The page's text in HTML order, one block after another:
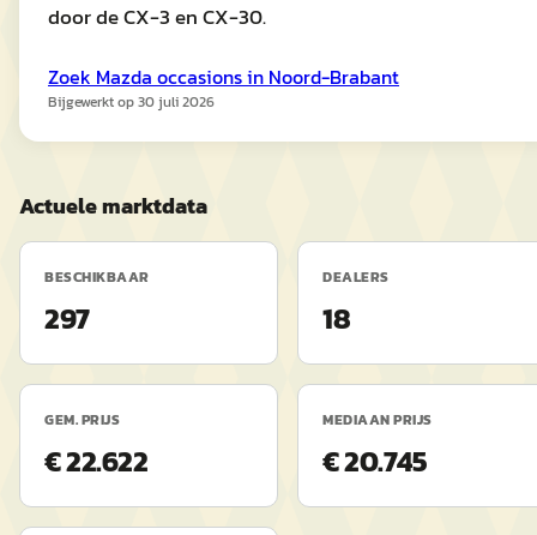
door de CX-3 en CX-30.
Zoek Mazda occasions in Noord-Brabant
Bijgewerkt op30 juli 2026
Actuele marktdata
BESCHIKBAAR
297
DEALERS
18
GEM. PRIJS
€ 22.622
MEDIAAN PRIJS
€ 20.745